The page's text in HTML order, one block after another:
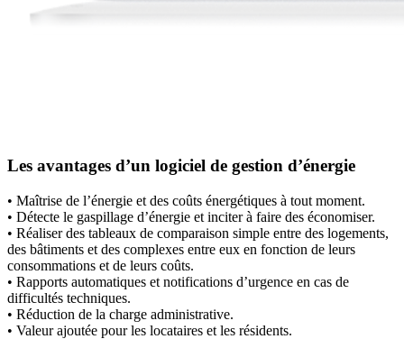
Les avantages d’un logiciel de gestion d’énergie
• Maîtrise de l’énergie et des coûts énergétiques à tout moment.
• Détecte le gaspillage d’énergie et inciter à faire des économiser.
• Réaliser des tableaux de comparaison simple entre des logements,
des bâtiments et des complexes entre eux en fonction de leurs
consommations et de leurs coûts.
• Rapports automatiques et notifications d’urgence en cas de
difficultés techniques.
• Réduction de la charge administrative.
• Valeur ajoutée pour les locataires et les résidents.